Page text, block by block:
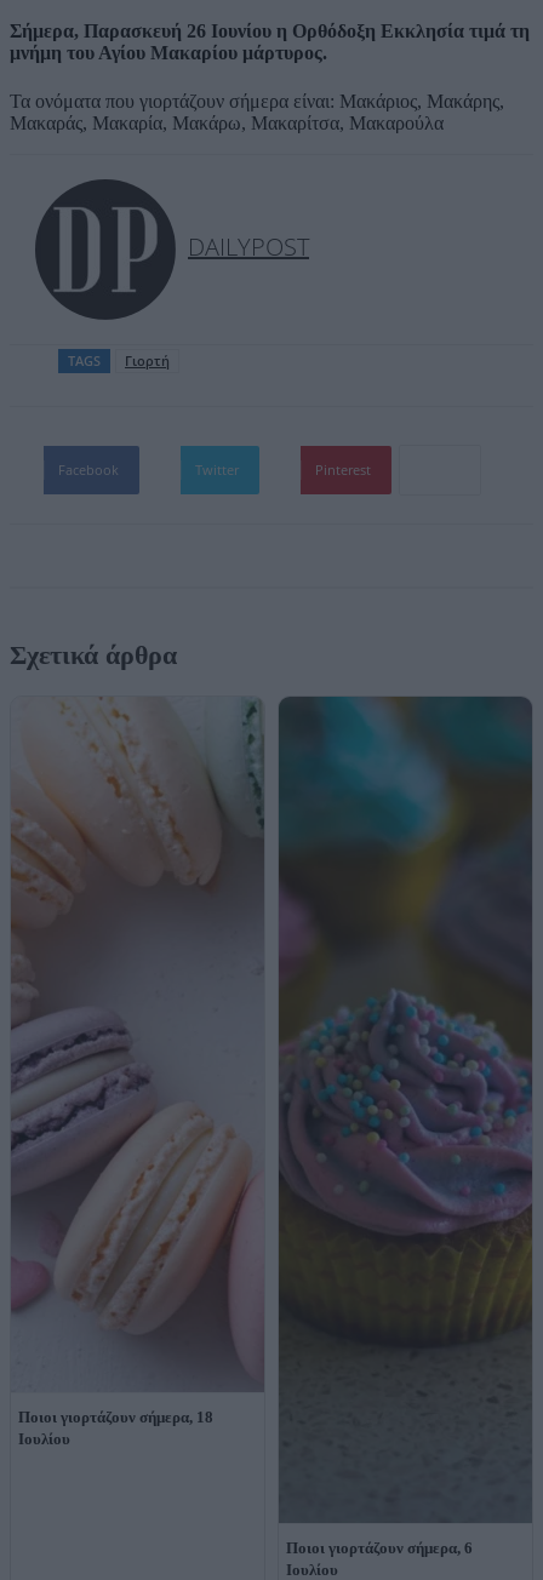
Σήμερα, Παρασκευή 26 Ιουνίου η Ορθόδοξη Εκκλησία τιμά τη
μνήμη του Αγίου Μακαρίου μάρτυρος.
Τα ονόματα που γιορτάζουν σήμερα είναι: Μακάριος, Μακάρης,
Μακαράς, Μακαρία, Μακάρω, Μακαρίτσα, Μακαρούλα
DAILYPOST
TAGS Γιορτή
Facebook Twitter Pinterest
Σχετικά άρθρα
Ποιοι γιορτάζουν σήμερα, 18
Ιουλίου
Ποιοι γιορτάζουν σήμερα, 6
Ιουλίου